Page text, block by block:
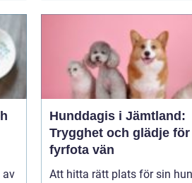
av
Hunddagis i Jämtland:
Trygghet och glädje
fyrfota vän
Att hitta rätt plats för sin